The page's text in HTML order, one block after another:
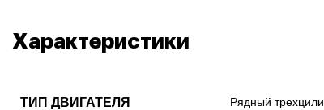
Характеристики
ТИП ДВИГАТЕЛЯ Рядный